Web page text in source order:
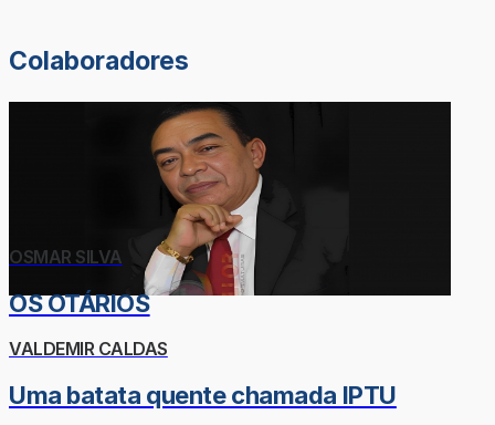
Colaboradores
OSMAR SILVA
OS OTÁRIOS
VALDEMIR CALDAS
Uma batata quente chamada IPTU